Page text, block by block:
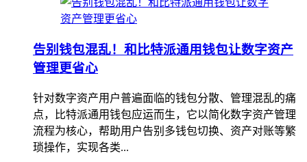
告别钱包混乱！和比特派通用钱包让数字资产
管理更省心
针对数字资产用户普遍面临的钱包分散、管理混乱的痛
点，比特派通用钱包应运而生，它以简化数字资产管理
流程为核心，帮助用户告别多钱包切换、资产对账等繁
琐操作，实现各类...